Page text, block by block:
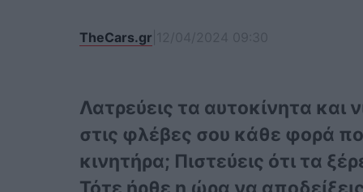
TheCars.gr
Λατρεύεις τα αυτοκίνητα και
στις φλέβες σου κάθε φορά
κινητήρα; Πιστεύεις ότι τα
Τότε ήρθε η ώρα να